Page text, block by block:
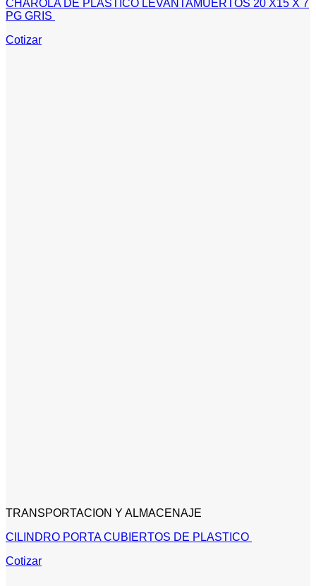
CHAROLA DE PLASTICO LEVANTAMUERTOS 20 X15 X 7
PG GRIS
Cotizar
TRANSPORTACION Y ALMACENAJE
CILINDRO PORTA CUBIERTOS DE PLASTICO
Cotizar